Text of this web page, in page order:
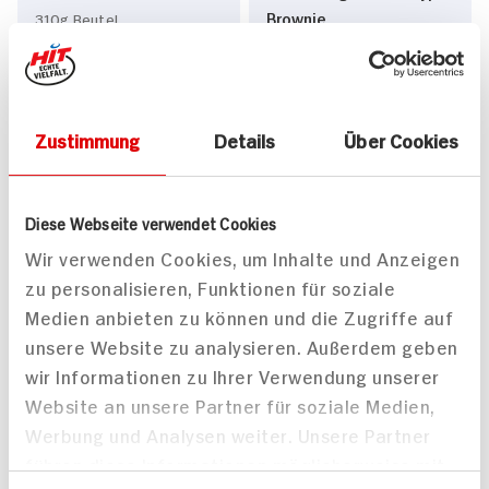
Zustimmung Details Über Cookies
Diese Webseite verwendet Cookies
Wir verwenden Cookies, um Inhalte und Anzeigen
zu personalisieren, Funktionen für soziale
Medien anbieten zu können und die Zugriffe auf
unsere Website zu analysieren. Außerdem geben
wir Informationen zu Ihrer Verwendung unserer
Website an unsere Partner für soziale Medien,
Werbung und Analysen weiter. Unsere Partner
310g Beutel
Brownie
2. 79
m&m's Choco
330g Beutel
24x verfügbar
DISCOUNT
Reese's Dipped Peanuts
90g Beutel
28x verfügbar